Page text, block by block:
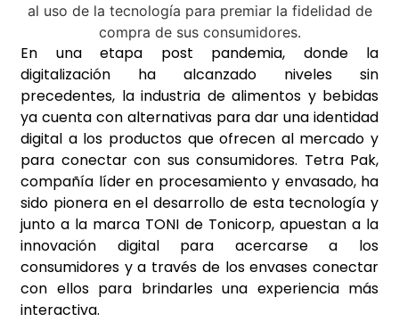
En una etapa post pandemia, donde la
digitalización ha alcanzado niveles sin
precedentes, la industria de alimentos y bebidas
ya cuenta con alternativas para dar una identidad
digital a los productos que ofrecen al mercado y
para conectar con sus consumidores. Tetra Pak,
compañía líder en procesamiento y envasado, ha
sido pionera en el desarrollo de esta tecnología y
junto a la marca TONI de Tonicorp, apuestan a la
innovación digital para acercarse a los
consumidores y a través de los envases conectar
con ellos para brindarles una experiencia más
interactiva.